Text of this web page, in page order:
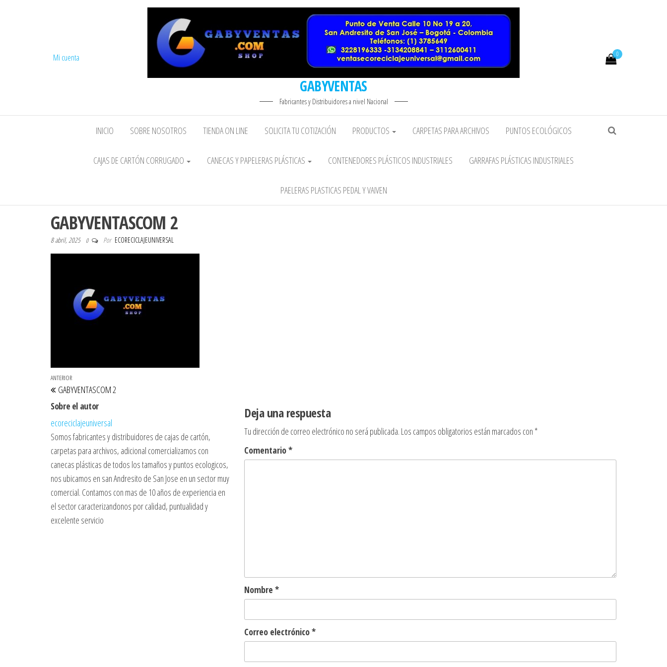
GABYVENTAS
Fabricantes y Distribuidores a nivel Nacional
0
Mi cuenta
INICIO SOBRE NOSOTROS TIENDA ON LINE SOLICITA TU COTIZACIÓN PRODUCTOS CARPETAS PARA ARCHIVOS PUNTOS ECOLÓGICOS
CAJAS DE CARTÓN CORRUGADO CANECAS Y PAPELERAS PLÁSTICAS CONTENEDORES PLÁSTICOS INDUSTRIALES GARRAFAS PLÁSTICAS INDUSTRIALES
PAELERAS PLASTICAS PEDAL Y VAIVEN
GABYVENTASCOM 2
8 abril, 2025 0 Por ECORECICLAJEUNIVERSAL
Navegación de entradas
Entrada anterior
ANTERIOR
GABYVENTASCOM 2
Sobre el autor
ecoreciclajeuniversal
Somos fabricantes y distribuidores de cajas de cartón,
carpetas para archivos, adicional comercializamos con
canecas plásticas de todos los tamaños y puntos ecologicos,
nos ubicamos en san Andresito de San Jose en un sector muy
comercial. Contamos con mas de 10 años de experiencia en
el sector caracterizandonos por calidad, puntualidad y
excelente servicio
Deja una respuesta
Tu dirección de correo electrónico no será publicada. Los campos obligatorios están marcados con *
Comentario*
Nombre *
Correo electrónico*